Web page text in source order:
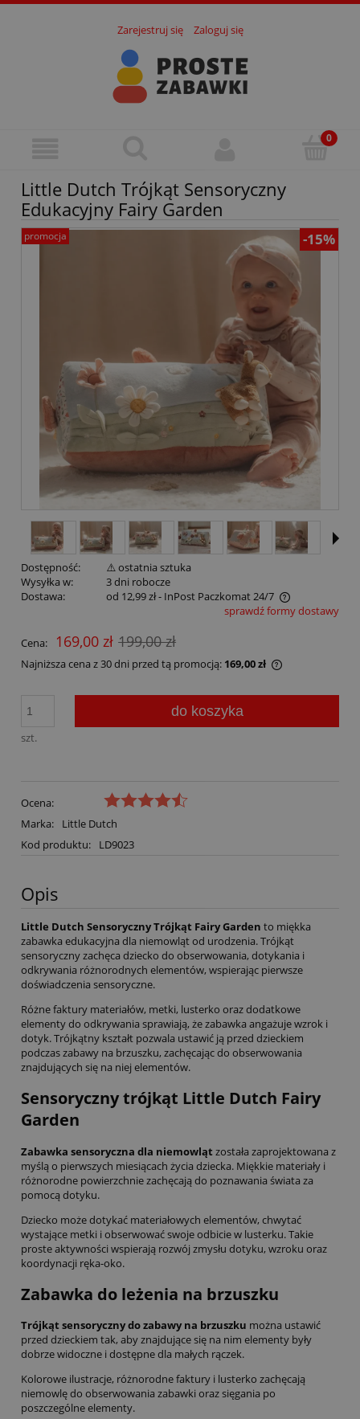
Zarejestruj się Zaloguj się
Little Dutch Trójkąt Sensoryczny
Edukacyjny Fairy Garden
promocja -15%
Dostępność:
⚠️ ostatnia sztuka
Wysyłka w:
3 dni robocze
Dostawa:
od 12,99 zł- InPost Paczkomat 24/7
sprawdź formy dostawy
Cena: 169,00 zł 199,00 zł
Najniższa cena z 30 dni przed tą promocją: 169,00 zł
szt.
do koszyka
Ocena:
Marka:
Little Dutch
Kod produktu:
LD9023
Opis
Little Dutch Sensoryczny Trójkąt Fairy Garden to miękka
zabawka edukacyjna dla niemowląt od urodzenia. Trójkąt
sensoryczny zachęca dziecko do obserwowania, dotykania i
odkrywania różnorodnych elementów, wspierając pierwsze
doświadczenia sensoryczne.
Różne faktury materiałów, metki, lusterko oraz dodatkowe
elementy do odkrywania sprawiają, że zabawka angażuje wzrok i
dotyk. Trójkątny kształt pozwala ustawić ją przed dzieckiem
podczas zabawy na brzuszku, zachęcając do obserwowania
znajdujących się na niej elementów.
Sensoryczny trójkąt Little Dutch Fairy
Garden
Zabawka sensoryczna dla niemowląt została zaprojektowana z
myślą o pierwszych miesiącach życia dziecka. Miękkie materiały i
różnorodne powierzchnie zachęcają do poznawania świata za
pomocą dotyku.
Dziecko może dotykać materiałowych elementów, chwytać
wystające metki i obserwować swoje odbicie w lusterku. Takie
proste aktywności wspierają rozwój zmysłu dotyku, wzroku oraz
koordynacji ręka-oko.
Zabawka do leżenia na brzuszku
Trójkąt sensoryczny do zabawy na brzuszku można ustawić
przed dzieckiem tak, aby znajdujące się na nim elementy były
dobrze widoczne i dostępne dla małych rączek.
Kolorowe ilustracje, różnorodne faktury i lusterko zachęcają
niemowlę do obserwowania zabawki oraz sięgania po
poszczególne elementy.